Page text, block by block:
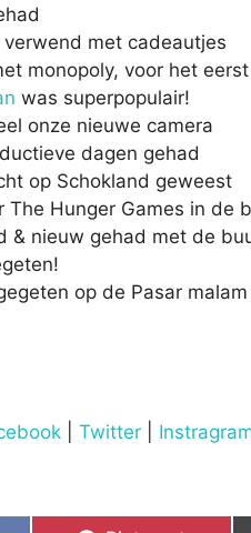
verwend met cadeautjes
monopoly, voor het
was superpopulair!
onze nieuwe camera
dagen gehad
op Schokland geweest
The Hunger Games in de
& nieuw gehad met de
op de Pasar
Twitter